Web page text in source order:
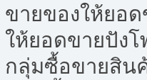
ขายของให้ยอ
ให้ยอดขายปัง
กลุ่มซื้อขายสิน